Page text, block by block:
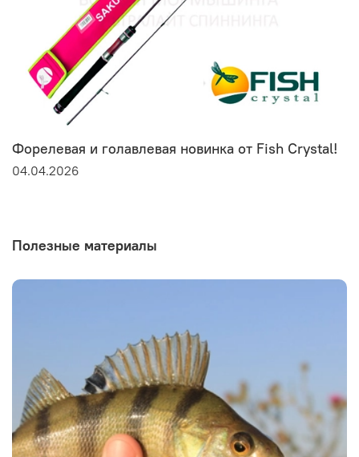
Форелевая и голавлевая новинка от Fish Crystal!
04.04.2026
Полезные материалы